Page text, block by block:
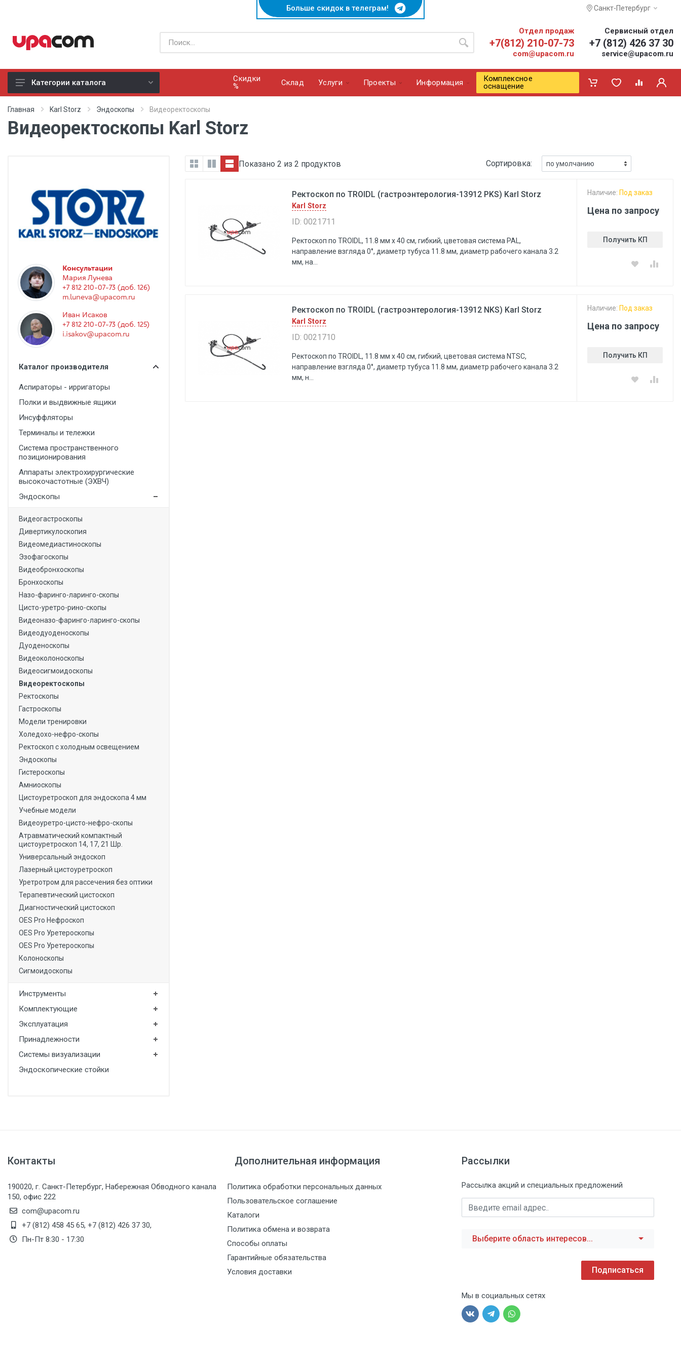
Больше скидок в телеграм! Санкт-Петербург
Отдел продаж
+7(812) 210-07-73
com@upacom.ru
Сервисный отдел
+7 (812) 426 37 30
service@upacom.ru
Б/У оборудование
Все производители
Неонатология
Хирургия
Гинекология
Функциональная диагностика
Офтальмология
Урология
Дезинфекция и стерилизация
Лучевая диагностика
Расходные материалы
Оториноларингология
Стоматологическое оборудование
Лабораторное оборудование
Оборудование для скорой помощи
Прачечное оборудование
Медицинские мониторы
Ортопедические товары
Косметология
Категории каталога
Скидки
%
Cклад Услуги Проекты Информация
Комплексное
оснащение
Главная Karl Storz Эндоскопы Видеоректоскопы
Видеоректоскопы Karl Storz
Консультации
Мария Лунева
+7 812 210-07-73 (доб. 126)
m.luneva@upacom.ru
Иван Исаков
+7 812 210-07-73 (доб. 125)
i.isakov@upacom.ru
Каталог производителя
Аспираторы - ирригаторы
Полки и выдвижные ящики
Инсуффляторы
Терминалы и тележки
Система пространственного
позиционирования
Аппараты электрохирургические
высокочастотные (ЭХВЧ)
Эндоскопы
Видеогастроскопы
Дивертикулоскопия
Видеомедиастиноскопы
Эзофагоскопы
Видеобронхоскопы
Бронхоскопы
Назо-фаринго-ларинго-скопы
Цисто-уретро-рино-скопы
Видеоназо-фаринго-ларинго-скопы
Видеодуоденоскопы
Дуоденоскопы
Видеоколоноскопы
Видеосигмоидоскопы
Видеоректоскопы
Ректоскопы
Гастроскопы
Модели тренировки
Холедохо-нефро-скопы
Ректоскоп с холодным освещением
Эндоскопы
Гистероскопы
Амниоскопы
Цистоуретроскоп для эндоскопа 4 мм
Учебные модели
Видеоуретро-цисто-нефро-скопы
Атравматический компактный
цистоуретроскоп 14, 17, 21 Шр.
Универсальный эндоскоп
Лазерный цистоуретроскоп
Уретротром для рассечения без оптики
Терапевтический цистоскоп
Диагностический цистоскоп
OES Pro Нефроскоп
OES Pro Уретероскопы
OES Pro Уретероскопы
Колоноскопы
Сигмоидоскопы
Инструменты
Комплектующие
Эксплуатация
Принадлежности
Системы визуализации
Эндоскопические стойки
Показано 2 из 2 продуктов Сортировка:
Ректоскоп пo TROIDL (гастроэнтерология-13912 PKS) Karl Storz
Karl Storz
ID: 0021711
Ректоскоп пo TROIDL, 11.8 мм х 40 см, гибкий, цветовая система PAL,
направление взгляда 0°, диаметр тубуса 11.8 мм, диаметр рабочего канала 3.2
мм, на...
Наличие: Под заказ
Цена по запросу
Получить КП
Ректоскоп пo TROIDL (гастроэнтерология-13912 NKS) Karl Storz
Karl Storz
ID: 0021710
Ректоскоп пo TROIDL, 11.8 мм х 40 см, гибкий, цветовая система NTSC,
направление взгляда 0°, диаметр тубуса 11.8 мм, диаметр рабочего канала 3.2
мм, н...
Наличие: Под заказ
Цена по запросу
Получить КП
Контакты
190020, г. Санкт-Петербург, Набережная Обводного канала
150, офис 222
com@upacom.ru
+7 (812) 458 45 65, +7 (812) 426 37 30,
Пн-Пт 8:30 - 17:30
Дополнительная информация
Политика обработки персональных данных
Пользовательское соглашение
Каталоги
Политика обмена и возврата
Способы оплаты
Гарантийные обязательства
Условия доставки
Рассылки
Рассылка акций и специальных предложений
Выберите область интересов...
Подписаться
Мы в социальных сетях